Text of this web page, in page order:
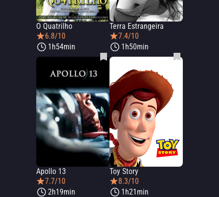
O Quatrilho
6.8/10
1h54min
Terra Estrangeira
7.4/10
1h50min
Apollo 13
7.7/10
2h19min
Toy Story
8.3/10
1h21min